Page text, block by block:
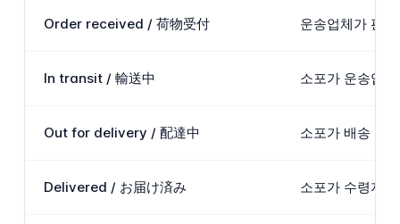
Order received / 荷物受付 운송업체가 판
In transit / 輸送中 소포가 운송업
Out for delivery / 配達中 소포가 배송 차
Delivered / お届け済み 소포가 수령자